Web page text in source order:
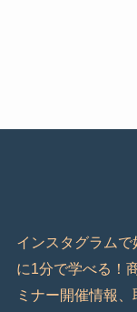
インスタグラム
に1分で学べる！
ミナー開催情報